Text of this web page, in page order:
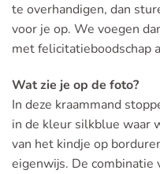
te overhandigen, dan
voor je op. We voegen
met felicitatieboodschap
Wat zie je op de foto?
In deze kraammand
in de kleur silkblue waar
van het kindje op
eigenwijs. De